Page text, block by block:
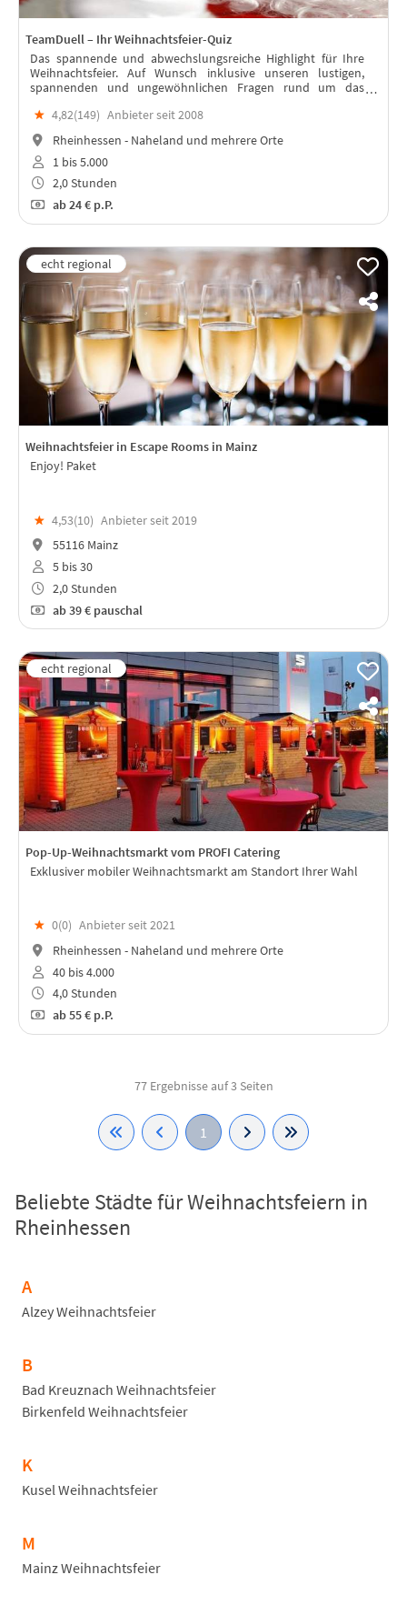
TeamDuell – Ihr Weihnachtsfeier-Quiz
Das spannende und abwechslungsreiche Highlight für Ihre
Weihnachtsfeier. Auf Wunsch inklusive unseren lustigen,
spannenden und ungewöhnlichen Fragen rund um das
auf!
★ 4,82(149) Anbieter seit 2008
Rheinhessen - Naheland und mehrere Orte
1 bis 5.000
2,0 Stunden
ab24 € p.P.
Weihnachtsfeier in Escape Rooms in Mainz
Enjoy! Paket
★ 4,53(10) Anbieter seit 2019
55116 Mainz
5 bis 30
2,0 Stunden
ab39 € pauschal
Pop-Up-Weihnachtsmarkt vom PROFI Catering
Exklusiver mobiler Weihnachtsmarkt am Standort Ihrer Wahl
★ 0(0) Anbieter seit 2021
Rheinhessen - Naheland und mehrere Orte
40 bis 4.000
4,0 Stunden
ab55 € p.P.
77 Ergebnisse auf 3 Seiten
1
Beliebte Städte für Weihnachtsfeiern in
Rheinhessen
A
Alzey Weihnachtsfeier
B
Bad Kreuznach Weihnachtsfeier
Birkenfeld Weihnachtsfeier
K
Kusel Weihnachtsfeier
M
Mainz Weihnachtsfeier